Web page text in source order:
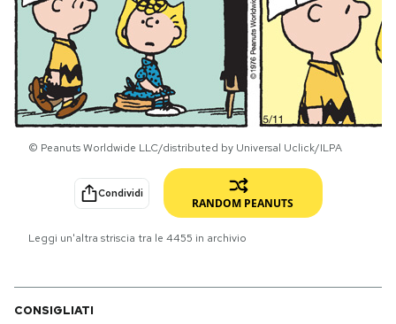
Scienza
Cultura
Economia
Sport
Media
Europa
Altrecose
Mondiali calcio 2026
PODCAST
NEWSLETTER
I MIEI PREFERITI
© Peanuts Worldwide LLC/distributed by Universal Uclick/ILPA
Condividi
RANDOM PEANUTS
Leggi un'altra striscia tra le 4455 in archivio
CONSIGLIATI